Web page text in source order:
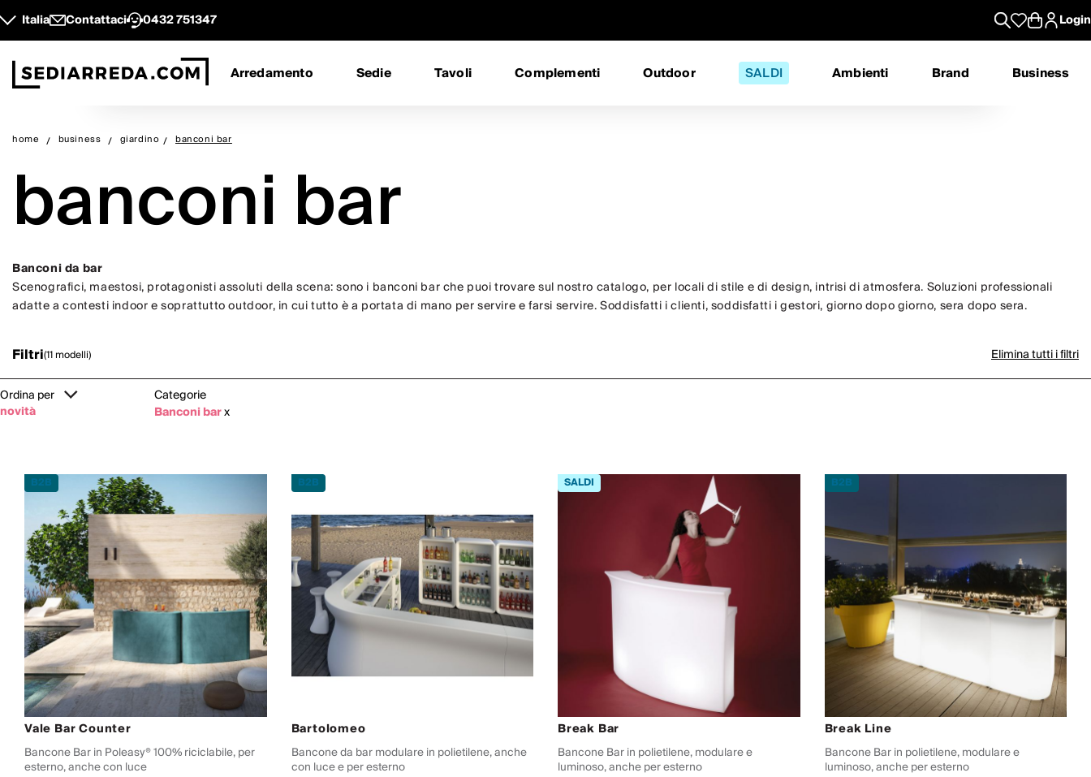
Italia Contattaci 0432 751347 Login
Arredamento Sedie Tavoli Complementi Outdoor SALDI Ambienti Brand Business
home business giardino banconi bar
banconi bar
Banconi da bar
Scenografici, maestosi, protagonisti assoluti della scena: sono i banconi bar che puoi trovare sul nostro catalogo, per locali di stile e di design, intrisi di atmosfera. Soluzioni professionali
adatte a contesti indoor e soprattutto outdoor, in cui tutto è a portata di mano per servire e farsi servire. Soddisfatti i clienti, soddisfatti i gestori, giorno dopo giorno, sera dopo sera.
Filtri(11 modelli) Elimina tutti i filtri
Ordina per
novità
Categorie
Banconi barx
Vale Bar Counter
Bancone Bar in Poleasy® 100% riciclabile, per
esterno, anche con luce
Bartolomeo
Bancone da bar modulare in polietilene, anche
con luce e per esterno
Break Bar
Bancone Bar in polietilene, modulare e
luminoso, anche per esterno
Break Line
Bancone Bar in polietilene, modulare e
luminoso, anche per esterno